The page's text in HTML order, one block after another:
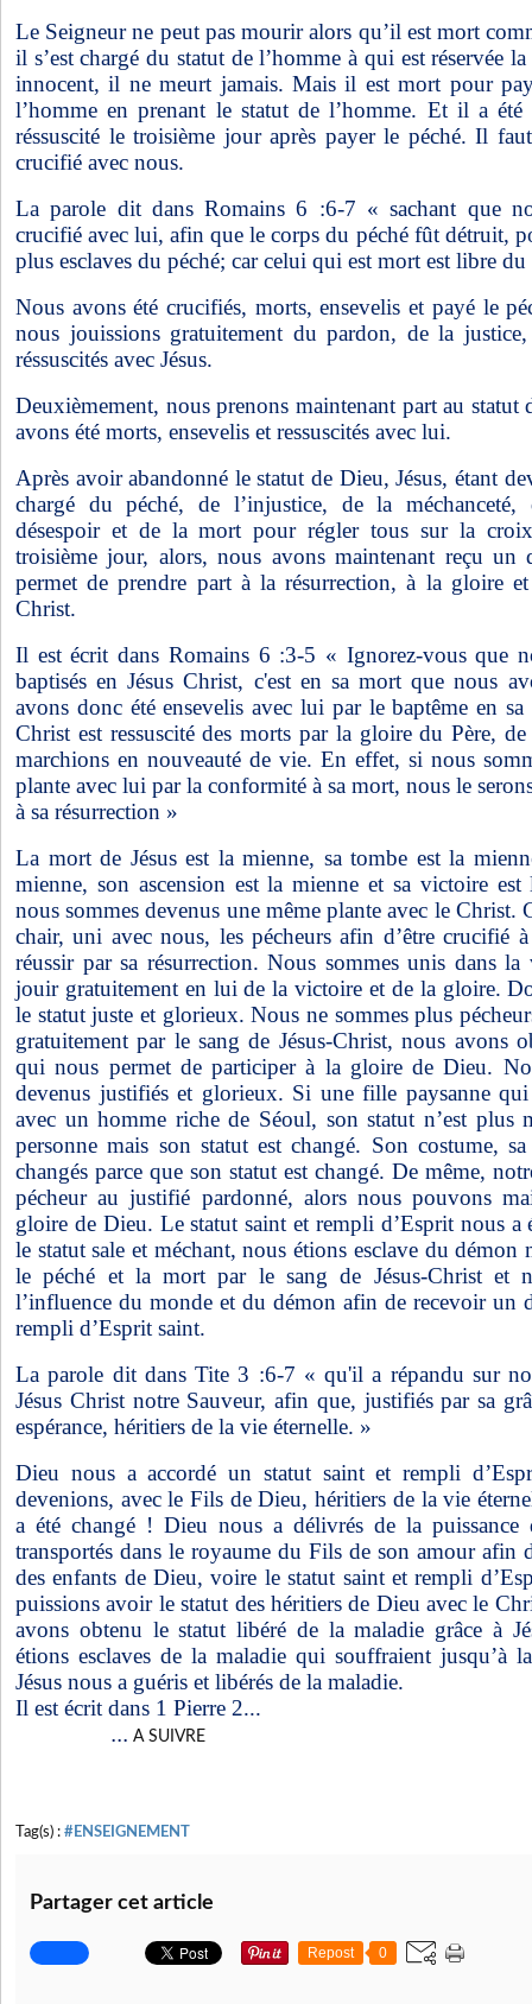
Le Seigneur ne peut pas mourir alors qu’il est mort
il s’est chargé du statut de l’homme à qui est réservée
innocent, il ne meurt jamais. Mais il est mort pour
l’homme en prenant le statut de l’homme. Et il a été
réssuscité le troisième jour après payer le péché. Il
crucifié avec nous.
La parole dit dans Romains 6 :6-7 « sachant que
crucifié avec lui, afin que le corps du péché fût détruit,
plus esclaves du péché; car celui qui est mort est libre du
Nous avons été crucifiés, morts, ensevelis et payé le
nous jouissions gratuitement du pardon, de la
réssuscités avec Jésus.
Deuxièmement, nous prenons maintenant part au statut
avons été morts, ensevelis et ressuscités avec lui.
Après avoir abandonné le statut de Dieu, Jésus, étant
chargé du péché, de l’injustice, de la
désespoir et de la mort pour régler tous sur la
troisième jour, alors, nous avons maintenant reçu
permet de prendre part à la résurrection, à la gloire
Christ.
Il est écrit dans Romains 6 :3-5 « Ignorez-vous que
baptisés en Jésus Christ, c'est en sa mort que nous
avons donc été ensevelis avec lui par le baptême en
Christ est ressuscité des morts par la gloire du Père,
marchions en nouveauté de vie. En effet, si nous
plante avec lui par la conformité à sa mort, nous le
à sa résurrection »
La mort de Jésus est la mienne, sa tombe est la
mienne, son ascension est la mienne et sa victoire
nous sommes devenus une même plante avec le Christ.
chair, uni avec nous, les pécheurs afin d’être crucifié
réussir par sa résurrection. Nous sommes unis dans
jouir gratuitement en lui de la victoire et de la gloire.
le statut juste et glorieux. Nous ne sommes plus
gratuitement par le sang de Jésus-Christ, nous avons
qui nous permet de participer à la gloire de Dieu.
devenus justifiés et glorieux. Si une fille paysanne
avec un homme riche de Séoul, son statut n’est plus
personne mais son statut est changé. Son costume,
changés parce que son statut est changé. De même,
pécheur au justifié pardonné, alors nous pouvons
gloire de Dieu. Le statut saint et rempli d’Esprit nous a
le statut sale et méchant, nous étions esclave du démon
le péché et la mort par le sang de Jésus-Christ et
l’influence du monde et du démon afin de recevoir un
rempli d’Esprit saint.
La parole dit dans Tite 3 :6-7 « qu'il a répandu sur
Jésus Christ notre Sauveur, afin que, justifiés par sa
espérance, héritiers de la vie éternelle. »
Dieu nous a accordé un statut saint et rempli
devenions, avec le Fils de Dieu, héritiers de la vie
a été changé ! Dieu nous a délivrés de la puissance
transportés dans le royaume du Fils de son amour afin
des enfants de Dieu, voire le statut saint et rempli
puissions avoir le statut des héritiers de Dieu avec le
avons obtenu le statut libéré de la maladie grâce à
étions esclaves de la maladie qui souffraient jusqu’à
Jésus nous a guéris et libérés de la maladie.
Il est écrit dans 1 Pierre 2...
... A SUIVRE
Tag(s) : #ENSEIGNEMENT
Partager cet article
Repost 0